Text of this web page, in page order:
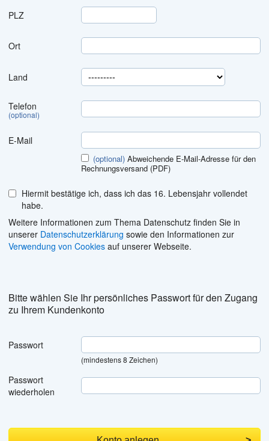
PLZ
Ort
Land
Telefon
(optional)
E-Mail
(optional) Abweichende E-Mail-Adresse für den
Rechnungsversand (PDF)
Hiermit bestätige ich, dass ich das 16. Lebensjahr vollendet
habe.
Weitere Informationen zum Thema Datenschutz finden Sie in
unserer Datenschutzerklärung sowie den Informationen zur
Verwendung von Cookies
auf unserer Webseite.
Bitte wählen Sie Ihr persönliches Passwort für den Zugang
zu Ihrem Kundenkonto
Passwort
(mindestens 8 Zeichen)
Passwort
wiederholen